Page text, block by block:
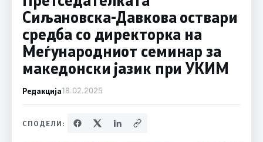
Сиљановска-Давкова оствари
средба со директорка на
Меѓународниот семинар за
македонски јазик при УКИМ
Редакција18.02.2025
СПОДЕЛИ: